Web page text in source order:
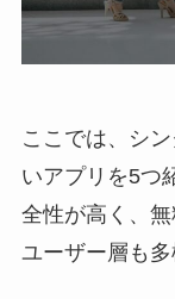
ここでは、シ
いアプリを5つ
全性が高く、無
ユーザー層も多